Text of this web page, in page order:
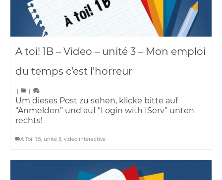
A toi! 1B – Video – unité 3 – Mon emploi
du temps c’est l’horreur
| |
Um dieses Post zu sehen, klicke bitte auf
“Anmelden” und auf “Login with IServ” unten
rechts!
À Toi! 1B, unité 3, vidéo interactive